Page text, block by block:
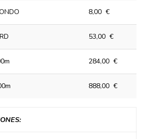
8,00 €
53,00 €
284,00 €
888,00 €